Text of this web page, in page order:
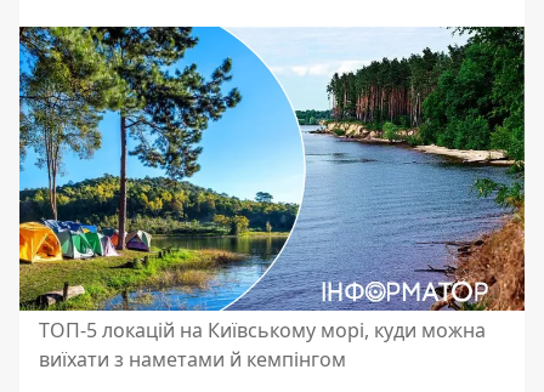
ТОП-5 локацій на Київському морі, куди можна
виїхати з наметами й кемпінгом